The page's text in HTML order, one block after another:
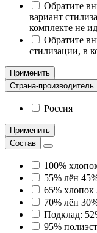
Обратите
вариант
комплекте не
Обратите
стилизации, в
Применить
Страна-производитель
Россия
Применить
Состав
100%
55% лён
65% хлопок
70% лён
Подклад:
95%